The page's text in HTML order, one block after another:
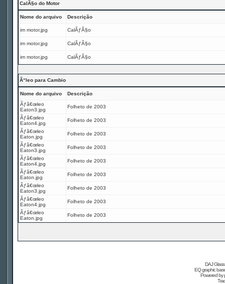
CalÃ§o do Motor
Nome do arquivo Descrição
im motor.jpg CalÃƒÂ§o
im motor.jpg CalÃƒÂ§o
im motor.jpg CalÃƒÂ§o
Ã“leo para Cambio
Nome do arquivo
Descrição
Ãƒâ€œleo
Eaton3.jpg
Folheto de 2003
Ãƒâ€œleo
Eaton4.jpg
Folheto de 2003
Ãƒâ€œleo
Eaton.jpg
Folheto de 2003
Ãƒâ€œleo
Eaton3.jpg
Folheto de 2003
Ãƒâ€œleo
Eaton4.jpg
Folheto de 2003
Ãƒâ€œleo
Eaton.jpg
Folheto de 2003
Ãƒâ€œleo
Eaton3.jpg
Folheto de 2003
Ãƒâ€œleo
Eaton4.jpg
Folheto de 2003
Ãƒâ€œleo
Eaton.jpg
Folheto de 2003
DAJ
EQ graphic
Powered by